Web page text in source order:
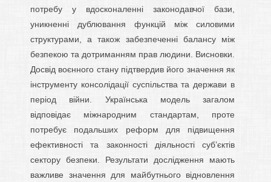
потребу у вдосконаленні законодавчої бази,
уникненні дублювання функцій між силовими
структурами, а також забезпеченні балансу між
безпекою та дотриманням прав людини. Висновки.
Досвід воєнного стану підтвердив його значення як
інструменту консолідації суспільства та держави в
період війни. Українська модель загалом
відповідає міжнародним стандартам, проте
потребує подальших реформ для підвищення
ефективності та законності діяльності суб’єктів
сектору безпеки. Результати дослідження мають
важливе значення для майбутнього відновлення